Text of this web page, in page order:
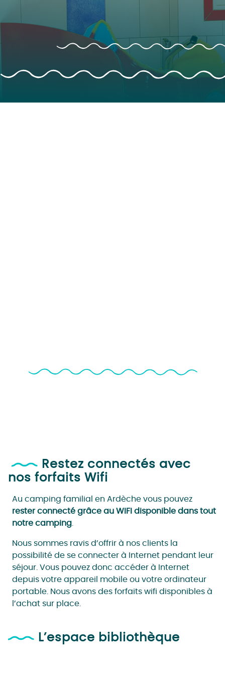
Restez connectés avec
nos forfaits Wifi
Au camping familial en Ardèche vous pouvez
rester connecté grâce au WIFI disponible dans tout
notre camping
Nous sommes ravis d’offrir à nos clients la
possibilité de se connecter à Internet pendant leur
séjour. Vous pouvez donc accéder à Internet
depuis votre appareil mobile ou votre ordinateur
portable. Nous avons des forfaits wifi disponibles à
l’achat sur place.
L’espace bibliothèque